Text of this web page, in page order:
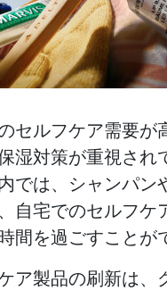
セルフケア需要が
湿対策が重視され
では、シャンパン
自宅でのセルフケ
間を過ごすことが
ア製品の刷新は、